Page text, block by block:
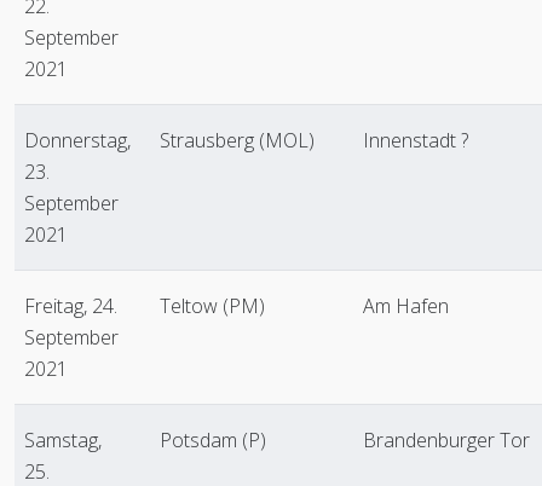
22.
September
2021
Donnerstag,
23.
September
2021
Strausberg (MOL) Innenstadt ?
Freitag, 24.
September
2021
Teltow (PM) Am Hafen
Samstag,
25.
Potsdam (P) Brandenburger Tor